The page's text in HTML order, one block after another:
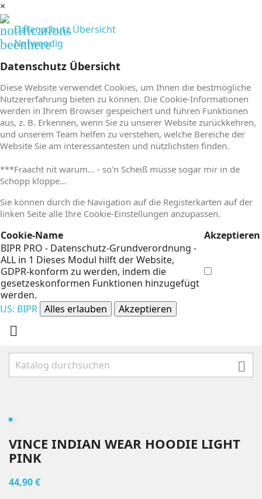
×
notifications
Datenschutz Übersicht
beenhere
Notwendig
Datenschutz Übersicht
Diese Website verwendet Cookies, um Ihnen die bestmögliche
Nutzererfahrung bieten zu können. Die Cookie-Informationen
werden in Ihrem Browser gespeichert und führen Funktionen
aus, z. B. Erkennen, wenn Sie zu unserer Website zurückkehren,
und unserem Team helfen zu verstehen, welche Bereiche der
Website Sie am interessantesten und nützlichsten finden.
***Fraacht nit warum... - so'n Scheiß müsse sogar mir in de
Schopp kloppe...
Sie können durch die Navigation auf die Registerkarten auf der
linken Seite alle Ihre Cookie-Einstellungen anzupassen.
Cookie-Name
Akzeptieren
BIPR PRO - Datenschutz-Grundverordnung -
ALL in 1 Dieses Modul hilft der Website,
GDPR-konform zu werden, indem die
gesetzeskonformen Funktionen hinzugefügt
werden.
US: BIPR Alles erlauben Akzeptieren


VINCE INDIAN WEAR HOODIE LIGHT
PINK
44,90 €